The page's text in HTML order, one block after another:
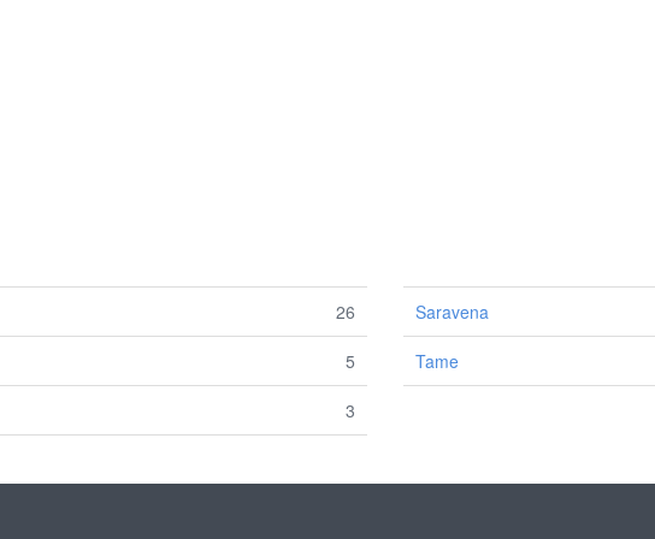
26
5
3
Saravena
Tame